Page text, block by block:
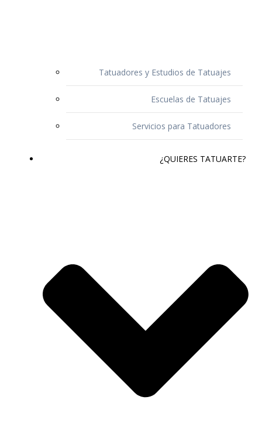
Tatuadores y Estudios de Tatuajes
Escuelas de Tatuajes
Servicios para Tatuadores
¿QUIERES TATUARTE?